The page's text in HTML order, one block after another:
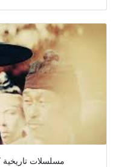
مسلسلات تاريخية